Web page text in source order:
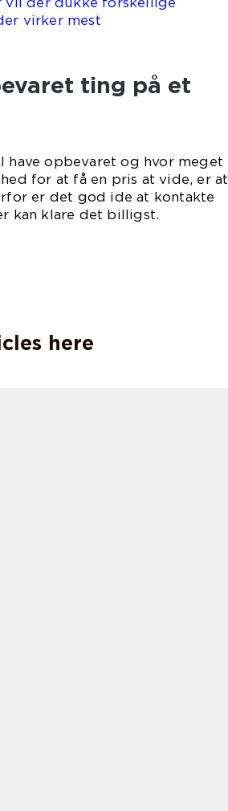
virker mest
ting på et
have opbevaret og hvor meget
for at få en pris at vide, er at
er det god ide at kontakte
kan klare det billigst.
here